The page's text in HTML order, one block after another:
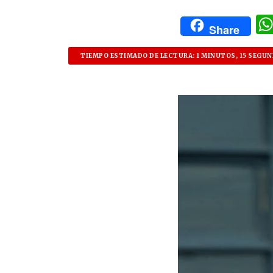
Share
TIEMPO ESTIMADO DE LECTURA: 1 MINUTOS, 15